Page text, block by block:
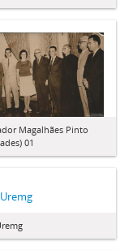
Magalhães Pinto
01